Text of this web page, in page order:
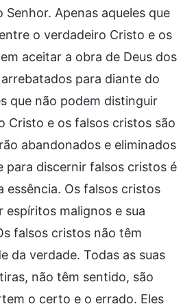
Apenas aqueles que
o verdadeiro Cristo e os
aceitar a obra de Deus dos
para diante do
que não podem distinguir
Cristo e os falsos cristos são
abandonados e eliminados
para discernir falsos cristos é
essência. Os falsos cristos
espíritos malignos e sua
falsos cristos não têm
da verdade. Todas as suas
não têm sentido, são
o certo e o errado. Eles